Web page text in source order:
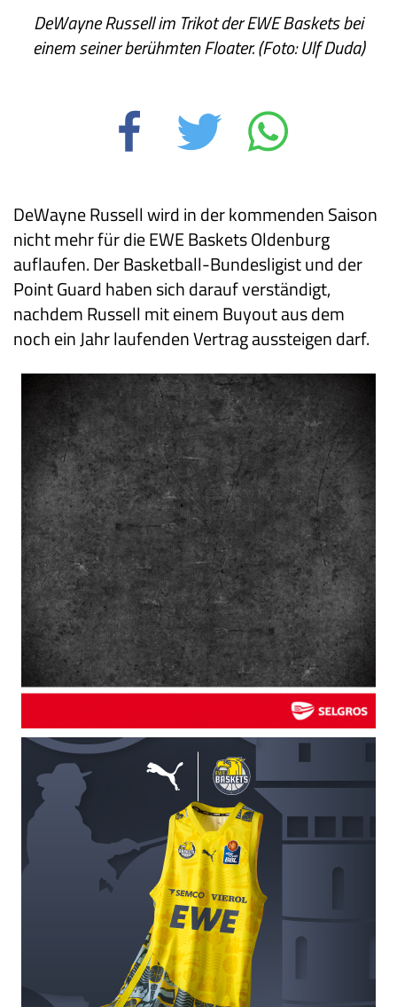
DeWayne Russell im Trikot der EWE Baskets bei
einem seiner berühmten Floater. (Foto: Ulf Duda)
DeWayne Russell wird in der kommenden Saison
nicht mehr für die EWE Baskets Oldenburg
auflaufen. Der Basketball-Bundesligist und der
Point Guard haben sich darauf verständigt,
nachdem Russell mit einem Buyout aus dem
noch ein Jahr laufenden Vertrag aussteigen darf.